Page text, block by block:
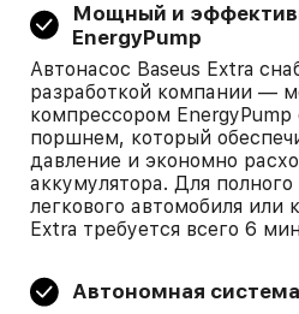
Мощный и
EnergyPump
Автонасос Baseus Extra
разработкой компании —
компрессором
поршнем, который
давление и экономно
аккумулятора. Для
легкового автомобиля или
Extra требуется всего 6
Автономная